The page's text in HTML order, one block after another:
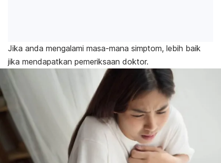
Jika anda mengalami masa-mana simptom, lebih baik
jika mendapatkan pemeriksaan doktor.